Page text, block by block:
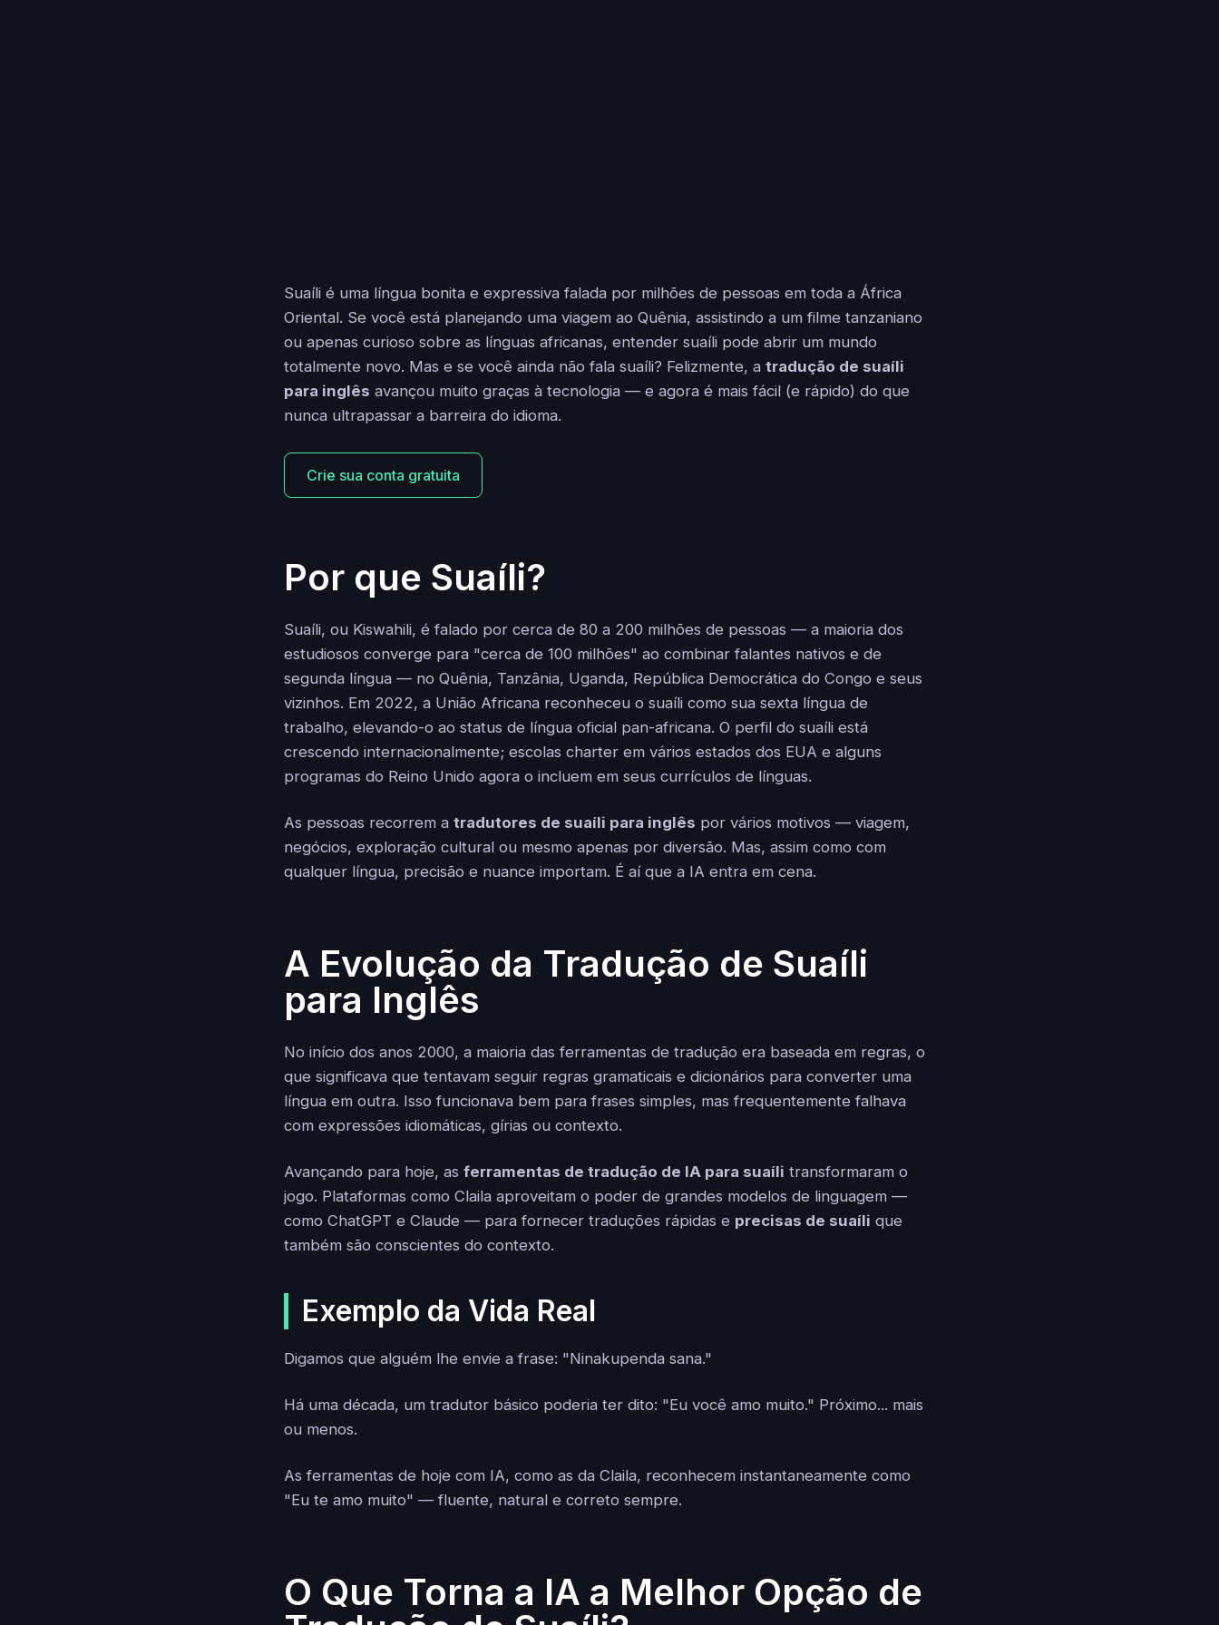
Suaíli é uma língua bonita e expressiva falada por milhões de pessoas em toda a África
Oriental. Se você está planejando uma viagem ao Quênia, assistindo a um filme tanzaniano
ou apenas curioso sobre as línguas africanas, entender suaíli pode abrir um mundo
totalmente novo. Mas e se você ainda não fala suaíli? Felizmente, atradução de suaíli
para inglês avançou muito graças à tecnologia — e agora é mais fácil (e rápido) do que
nunca ultrapassar a barreira do idioma.
Crie sua conta gratuita
Por que Suaíli?
Suaíli, ou Kiswahili, é falado por cerca de 80 a 200 milhões de pessoas — a maioria dos
estudiosos converge para "cerca de 100 milhões" ao combinar falantes nativos e de
segunda língua — no Quênia, Tanzânia, Uganda, República Democrática do Congo e seus
vizinhos. Em 2022, a União Africana reconheceu o suaíli como sua sexta língua de
trabalho, elevando-o ao status de língua oficial pan-africana. O perfil do suaíli está
crescendo internacionalmente; escolas charter em vários estados dos EUA e alguns
programas do Reino Unido agora o incluem em seus currículos de línguas.
As pessoas recorrem atradutores de suaíli para inglês por vários motivos — viagem,
negócios, exploração cultural ou mesmo apenas por diversão. Mas, assim como com
qualquer língua, precisão e nuance importam. É aí que a IA entra em cena.
A Evolução da Tradução de Suaíli
para Inglês
No início dos anos 2000, a maioria das ferramentas de tradução era baseada em regras, o
que significava que tentavam seguir regras gramaticais e dicionários para converter uma
língua em outra. Isso funcionava bem para frases simples, mas frequentemente falhava
com expressões idiomáticas, gírias ou contexto.
Avançando para hoje, asferramentas de tradução de IA para suaíli transformaram o
jogo. Plataformas como Claila aproveitam o poder de grandes modelos de linguagem —
como ChatGPT e Claude — para fornecer traduções rápidas e precisas de suaíli que
também são conscientes do contexto.
Exemplo da Vida Real
Digamos que alguém lhe envie a frase: "Ninakupenda sana."
Há uma década, um tradutor básico poderia ter dito: "Eu você amo muito." Próximo... mais
ou menos.
As ferramentas de hoje com IA, como as da Claila, reconhecem instantaneamente como
"Eu te amo muito" — fluente, natural e correto sempre.
O Que Torna a IA a Melhor Opção de